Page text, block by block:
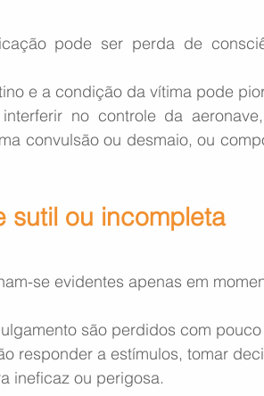
e a condição da vítima pode
convulsão ou desmaio, ou
sutil ou incompleta
julgamento são perdidos com
ineficaz ou perigosa.